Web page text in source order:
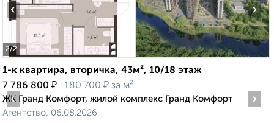
2/2
‹ ›
1-к квартира, вторичка, 43м², 10/18 этаж
7 786 800 ₽ 180 700 ₽ за м²
ЖК Гранд Комфорт, жилой комплекс Гранд Комфорт
Агентство, 06.08.2026
‹ ›